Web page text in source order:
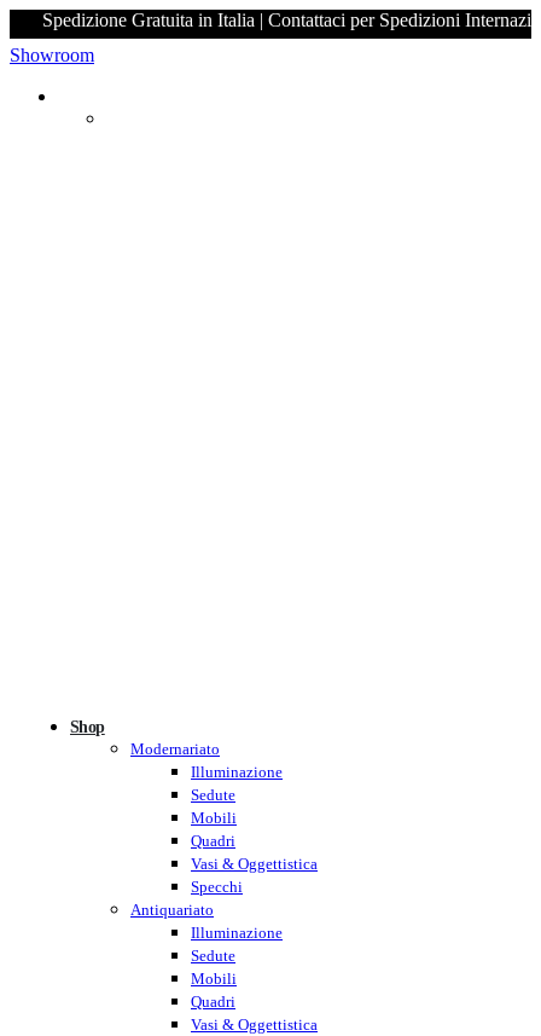
Spedizione Gratuita in Italia | Contattaci per
Showroom
Shop
Modernariato
Illuminazione
Sedute
Mobili
Quadri
Vasi & Oggettistica
Specchi
Antiquariato
Illuminazione
Sedute
Mobili
Quadri
Vasi & Oggettistica